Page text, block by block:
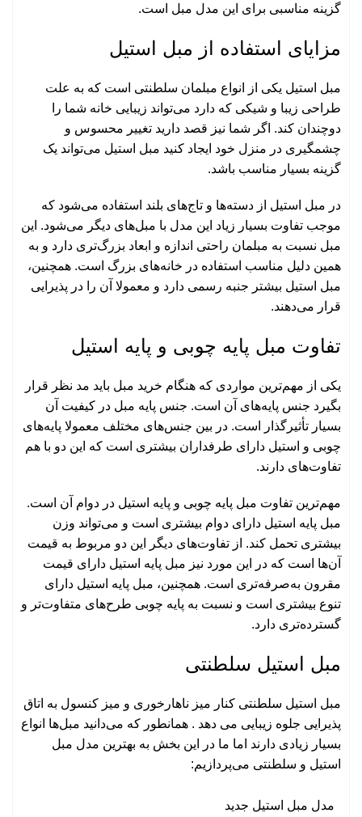
گزینه مناسبی برای این مدل مبل است.
مزایای استفاده از مبل استیل
مبل استیل یکی از انواع مبلمان سلطنتی است که به علت
طراحی زیبا و شیکی که دارد می‌تواند زیبایی خانه شما را
دوچندان کند. اگر شما نیز قصد دارید تغییر محسوس و
چشمگیری در منزل خود ایجاد کنید مبل استیل می‌تواند یک
گزینه بسیار مناسب باشد.
در مبل استیل از دسته‌ها و تاج‌های بلند استفاده می‌شود که
موجب تفاوت بسیار زیاد این مدل با مبل‌های دیگر می‌شود. این
مبل نسبت به مبلمان راحتی اندازه و ابعاد بزرگ‌تری دارد و به
همین دلیل مناسب استفاده در خانه‌های بزرگ است. همچنین،
مبل استیل بیشتر جنبه رسمی دارد و معمولا آن را در پذیرایی
قرار می‌دهند.
تفاوت مبل پایه چوبی و پایه استیل
یکی از مهم‌ترین مواردی که هنگام خرید مبل باید مد نظر قرار
بگیرد جنس پایه‌های آن است. جنس پایه مبل در کیفیت آن
بسیار تأثیرگذار است. در بین جنس‌های مختلف معمولا پایه‌های
چوبی و استیل دارای طرفداران بیشتری است که این دو با هم
تفاوت‌های دارند.
مهم‌ترین تفاوت مبل پایه چوبی و پایه استیل در دوام آن است.
مبل پایه استیل دارای دوام بیشتری است و می‌تواند وزن
بیشتری تحمل کند. از تفاوت‌های دیگر این دو مربوط به قیمت
آن‌ها است که در این مورد نیز مبل پایه استیل دارای قیمت
مقرون به‌صرفه‌تری است. همچنین، مبل پایه استیل دارای
تنوع بیشتری است و نسبت به پایه چوبی طرح‌های متفاوت‌تر و
گسترده‌تری دارد.
مبل استیل سلطنتی
مبل استیل سلطنتی کنار میز ناهارخوری و میز کنسول به اتاق
پذیرایی جلوه زیبایی می دهد . همانطور که می‌دانید مبل‌ها انواع
بسیار زیادی دارند اما ما در این بخش به بهترین مدل مبل
استیل و سلطنتی می‌پردازیم:
مدل مبل استیل جدید